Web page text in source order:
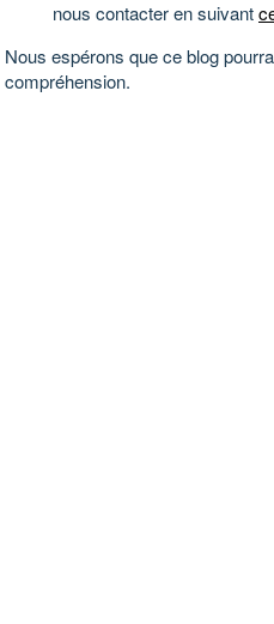
nous contacter en suivant
Nous espérons que ce blog
compréhension.